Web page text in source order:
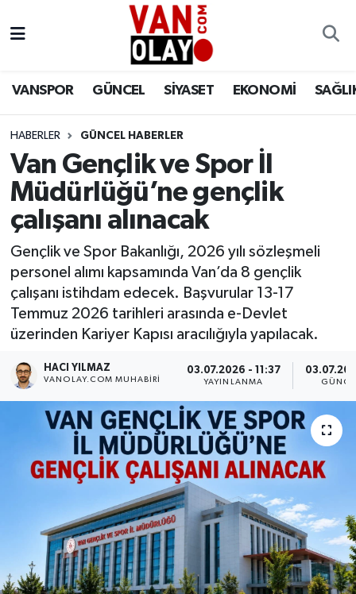
VANSPOR GÜNCEL SİYASET EKONOMİ
HABERLER GÜNCEL HABERLER
Van Gençlik ve Spor İl
Müdürlüğü’ne gençlik
çalışanı alınacak
Gençlik ve Spor Bakanlığı, 2026 yılı sözleşmeli
personel alımı kapsamında Van’da 8 gençlik
çalışanı istihdam edecek. Başvurular 13-17
Temmuz 2026 tarihleri arasında e-Devlet
üzerinden Kariyer Kapısı aracılığıyla yapılacak.
HACI YILMAZ
VANOLAY.COM MUHABIRI
03.07.2026 - 11:37
YAYINLANMA
Siyaset
Ekonomi
Sağlık
Eğitim
Dünya
RESMİ İLANLAR
Van Nöbetçi Eczaneler
Van Namaz Vakitleri
Van Trafik Yoğunluk Haritası
Süper Lig Puan Durumu ve Fikstür
Tüm Manşetler
Haber Arşivi